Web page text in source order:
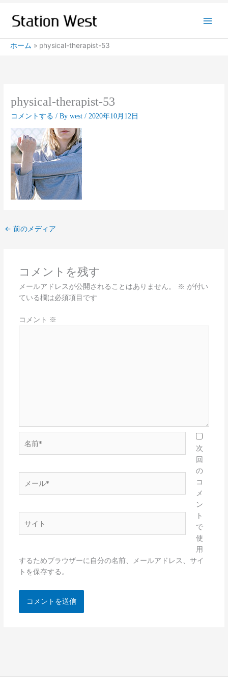
ス
ホーム physical-therapist-53
physical-therapist-53
コメントする / Bywest/ 2020年10月12日
← 前のメディア
コメントを残す
メールアドレスが公開されることはありません。 ※ が付い
ている欄は必須項目です
コメント ※
前
ー
*
次
回
の
コ
メ
ン
ト
で
使
用
するためブラウザーに自分の名前、メールアドレス、サイ
トを保存する。